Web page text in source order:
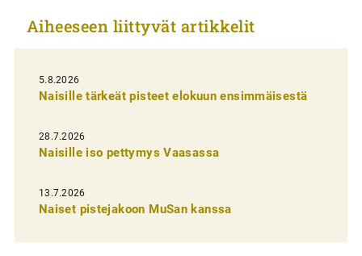
k
e
l
i
e
n
e
Aiheeseen liittyvät artikkelit
5.8.2026
Naisille tärkeät pisteet elokuun ensimmäisestä
28.7.2026
Naisille iso pettymys Vaasassa
13.7.2026
Naiset pistejakoon MuSan kanssa